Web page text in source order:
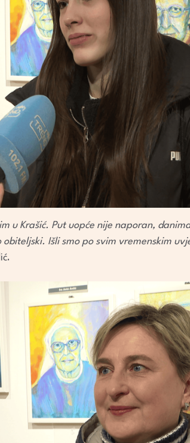
u Krašić. Put uopće nije naporan,
Išli smo po svim vremenskim